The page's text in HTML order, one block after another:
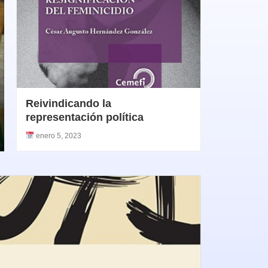
Reivindicando la
representación política
enero 5, 2023